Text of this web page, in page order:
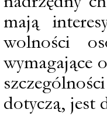
mają
wolności
wymagające
dotyczą, jest